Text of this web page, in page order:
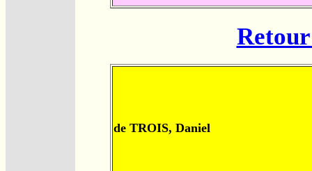
de TROIS, Daniel